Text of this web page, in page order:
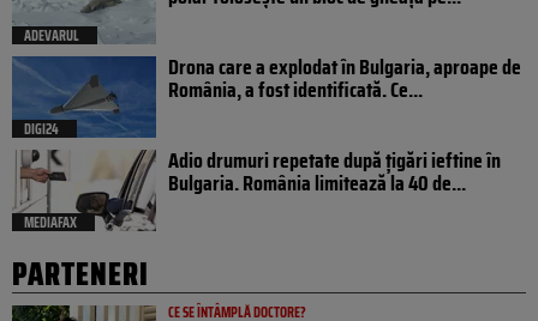
ADEVARUL
DIGI24
Drona care a explodat în Bulgaria, aproape de
România, a fost identificată. Ce...
MEDIAFAX
Adio drumuri repetate după țigări ieftine în
Bulgaria. România limitează la 40 de...
PARTENERI
CE SE ÎNTÂMPLĂ DOCTORE?